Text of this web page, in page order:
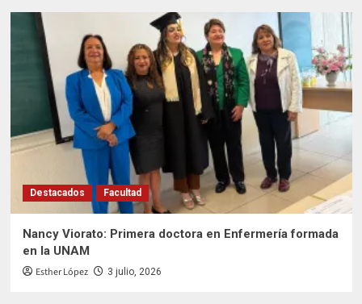
Destacados Facultad
Nancy Viorato: Primera doctora en Enfermería formada
en la UNAM
Esther López 3 julio, 2026